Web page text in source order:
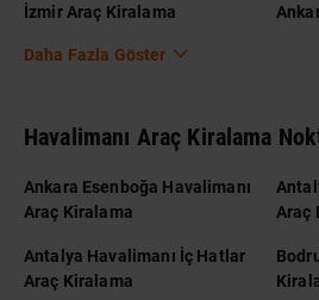
İzmir Araç Kiralama
Daha Fazla Göster
Havalimanı Araç Kiralama
Ankara Esenboğa Havalimanı
Araç Kiralama
Araç
Antalya Havalimanı İç Hatlar
Araç Kiralama